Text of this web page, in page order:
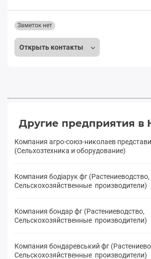
Открыть контакты
Заметок нет
Другие предприятия в
Компания агро-союз-николаев
(Сельхозтехника и оборудование)
Компания бодіарук фг (Растениеводство,
Сельскохозяйственные производители)
Компания бондар фг (Растениеводство,
Сельскохозяйственные производители)
Компания бондаревський фг
Сельскохозяйственные производители)